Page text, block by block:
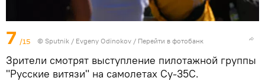
7 /15 © Sputnik / Evgeny Odinokov / Перейти в фотобанк
Зрители смотрят выступление пилотажной группы
"Русские витязи" на самолетах Су-35С.